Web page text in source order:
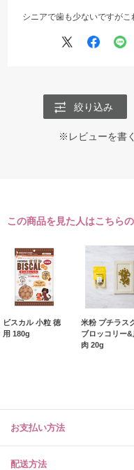
シニアで歯も少ないですがこ
絞り込み
※レビューを書
この商品を見た人はこちら
ビスカル 小粒 徳
用 180g
米粉 プチラス
ブロッコリー&
肉 20g
お支払い方法
配送方法